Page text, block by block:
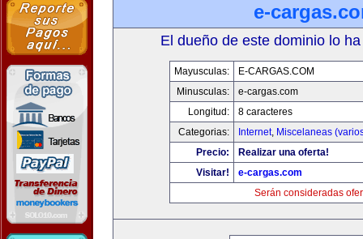
e-
El dueño de este dominio lo
Mayusculas:
E-CARGAS.COM
Minusculas:
e-cargas.com
Longitud:
8 caracteres
Categorias:
Internet, Miscelaneas
Precio:
Realizar una oferta!
Visitar!
e-cargas.com
Serán consideradas